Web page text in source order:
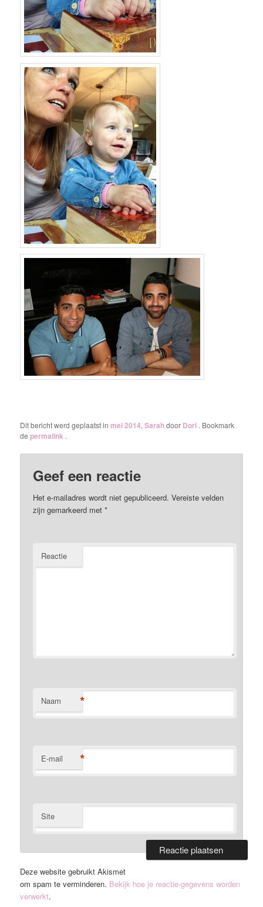
Dit bericht werd geplaatst inmei 2014,Sarahdoor Dori . Bookmark
depermalink .
Geef een reactie
Het e-mailadres wordt niet gepubliceerd. Vereiste velden
zijn gemarkeerd met*
Reactie
Naam *
E-mail *
Site
Deze website gebruikt Akismet
om spam te verminderen. Bekijk hoe je reactie-gegevens worden
verwerkt.